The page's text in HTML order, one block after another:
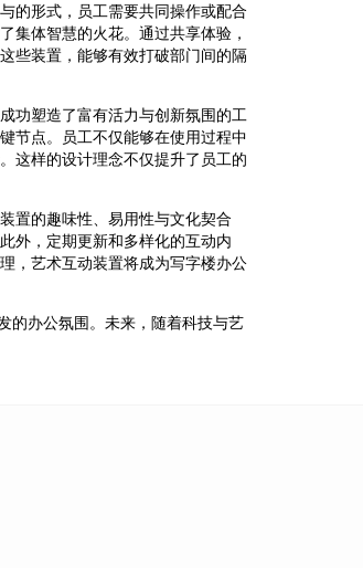
的形式，员工需要共同操作或配合
集体智慧的火花。通过共享体验，
些装置，能够有效打破部门间的隔
功塑造了富有活力与创新氛围的工
节点。员工不仅能够在使用过程中
这样的设计理念不仅提升了员工的
置的趣味性、易用性与文化契合
外，定期更新和多样化的互动内
，艺术互动装置将成为写字楼办公
的办公氛围。未来，随着科技与艺